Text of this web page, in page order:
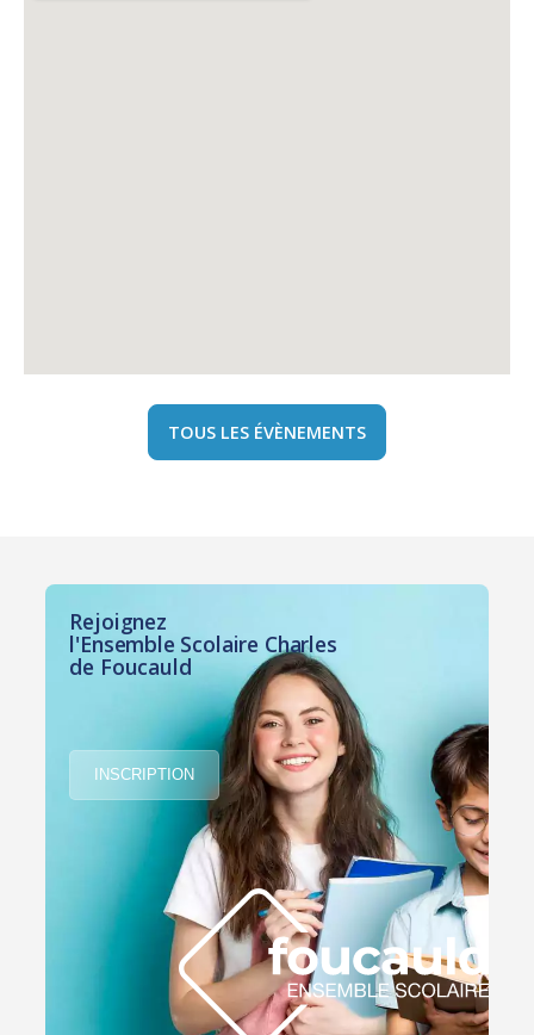
TOUS LES ÉVÈNEMENTS
Rejoignez
l'Ensemble Scolaire Charles
de Foucauld
INSCRIPTION